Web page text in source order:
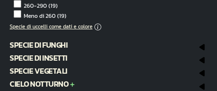
260-290(19)
Meno di 260(19)
Specie di uccelli come dati e colore
SPECIE DI FUNGHI
SPECIE DI INSETTI
SPECIE VEGETALI
CIELO NOTTURNO